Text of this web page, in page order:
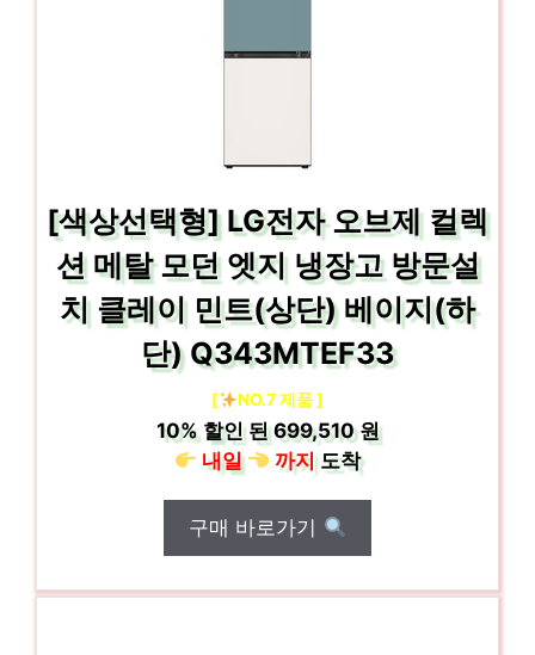
[색상선택형] LG전자 오브제 컬렉
션 메탈 모던 엣지 냉장고 방문설
치 클레이 민트(상단) 베이지(하
단) Q343MTEF33
[ NO.7 제품 ]
10%할인 된699,510 원
내일
까지도착
구매 바로가기